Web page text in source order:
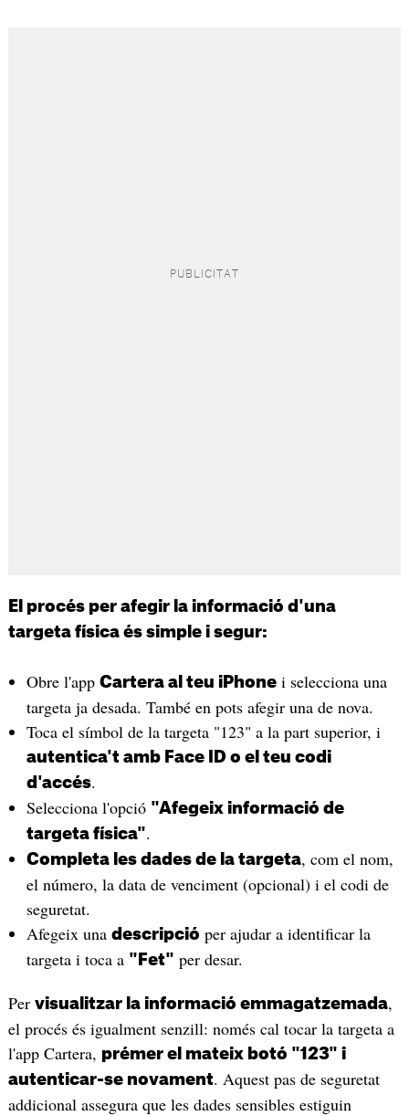
El procés per afegir la informació d'una
targeta física és simple i segur:
Obre l'app Cartera al teu iPhonei selecciona una
targeta ja desada. També en pots afegir una de nova.
Toca el símbol de la targeta "123" a la part superior, i
autentica't amb Face ID o el teu codi
d'accés.
Selecciona l'opció "Afegeix informació de
targeta física".
Completa les dades de la targeta, com el nom,
el número, la data de venciment (opcional) i el codi de
seguretat.
Afegeix una descripció per ajudar a identificar la
targeta i toca a "Fet" per desar.
Per visualitzar la informació emmagatzemada,
el procés és igualment senzill: només cal tocar la targeta a
l'app Cartera, prémer el mateix botó "123" i
autenticar-se novament. Aquest pas de seguretat
addicional assegura que les dades sensibles estiguin